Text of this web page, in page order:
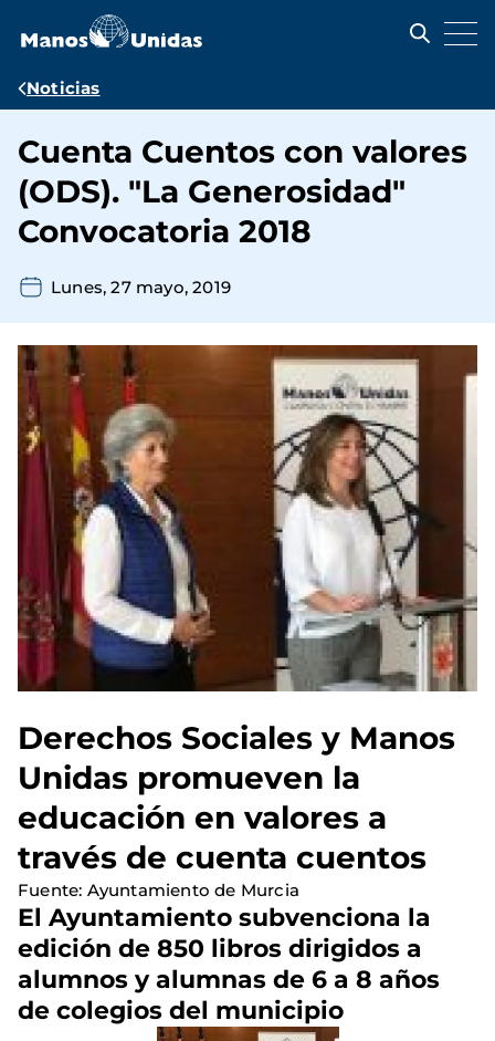
contenido
Ruta
navegación
Noticias
Cuenta Cuentos con valores
(ODS). "La Generosidad"
Convocatoria 2018
Lunes, 27 mayo, 2019
Derechos Sociales y Manos
Unidas promueven la
educación en valores a
través de cuenta cuentos
Fuente: Ayuntamiento de Murcia
El Ayuntamiento subvenciona la
edición de 850 libros dirigidos a
alumnos y alumnas de 6 a 8 años
de colegios del municipio